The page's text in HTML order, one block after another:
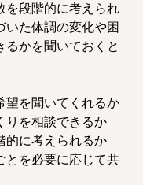
を段階的に考えられ
いた体調の変化や困
るかを聞いておくと
望を聞いてくれるか
りを相談できるか
的に考えられるか
とを必要に応じて共